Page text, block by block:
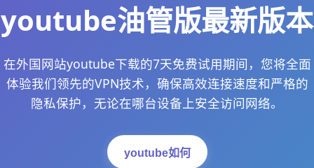
youtube油管版最新版本
在外国网站youtube下载的7天免费试用期间，您将全面
体验我们领先的VPN技术，确保高效连接速度和严格的
隐私保护，无论在哪台设备上安全访问网络。
youtube如何